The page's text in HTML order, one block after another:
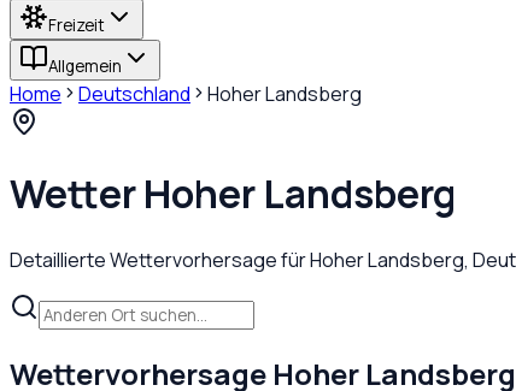
Freizeit
Allgemein
Home Deutschland Hoher Landsberg
WetterHoher Landsberg
Detaillierte Wettervorhersage fürHoher Landsberg,
Wettervorhersage Hoher Landsberg